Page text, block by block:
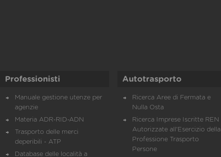
Professionisti
Manuale gestione utenze per
agenzie
Materia ADR-RID-ADN
Trasporto delle merci
deperibili - ATP
Database delle località a
Autotrasporto
Ricerca Aree di Fermata e
Nulla Osta
Ricerca Imprese Iscritte REN
Autorizzate all'Esercizio della
Professione Trasporto
Persone